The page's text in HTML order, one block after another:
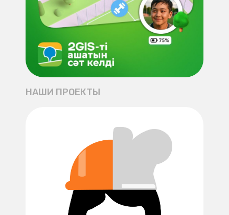
НАШИ ПРОЕКТЫ